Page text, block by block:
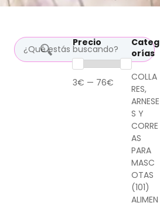
Precio
3€ — 76€
Categ
orías
COLLA
RES,
ARNESE
S Y
CORRE
AS
PARA
MASC
OTAS
(101)
ALIMEN